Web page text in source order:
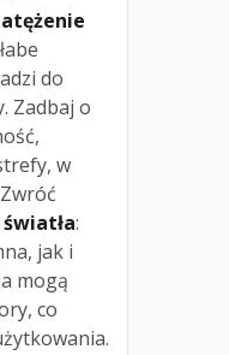
do
Zadbaj o
w
:
jak i
mogą
co